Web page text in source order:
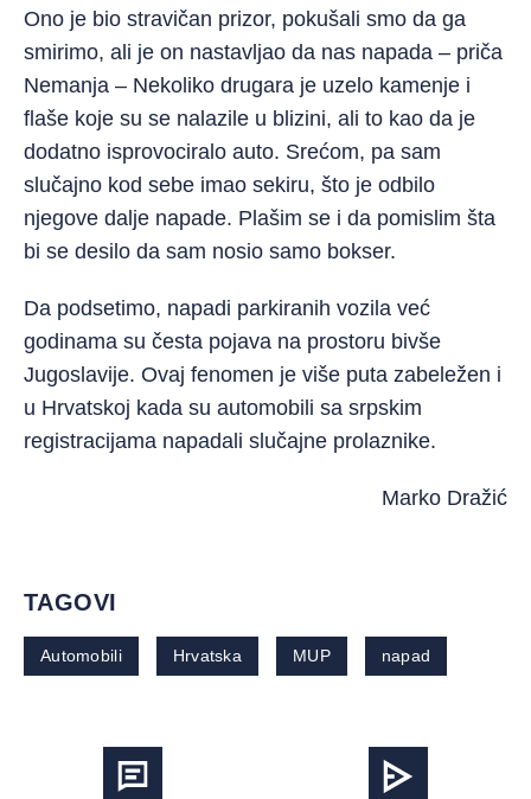
Ono je bio stravičan prizor, pokušali smo da ga
smirimo, ali je on nastavljao da nas napada – priča
Nemanja – Nekoliko drugara je uzelo kamenje i
flaše koje su se nalazile u blizini, ali to kao da je
dodatno isprovociralo auto. Srećom, pa sam
slučajno kod sebe imao sekiru, što je odbilo
njegove dalje napade. Plašim se i da pomislim šta
bi se desilo da sam nosio samo bokser.
Da podsetimo, napadi parkiranih vozila već
godinama su česta pojava na prostoru bivše
Jugoslavije. Ovaj fenomen je više puta zabeležen i
u Hrvatskoj kada su automobili sa srpskim
registracijama napadali slučajne prolaznike.
Marko Dražić
TAGOVI
Automobili Hrvatska MUP napad